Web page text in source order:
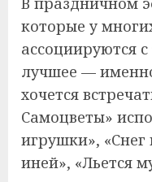
которые у
ассоциируются
лучшее —
хочется
Самоцветы»
игрушки», «Снег
иней», «Льется